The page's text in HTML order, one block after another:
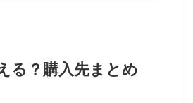
る？購入先まとめ